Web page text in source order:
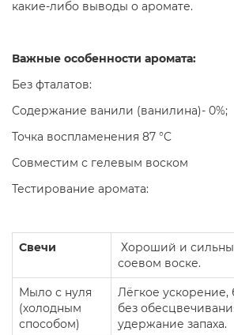
какие-либо выводы о аромате.
Важные особенности аромата:
Без фталатов:
Содержание ванили (ванилина)- 0%;
Точка воспламенения 87 °C
Совместим с гелевым воском
Тестирование аромата:
Свечи
Хороший и
соевом воске.
Мыло с нуля
(холодным
способом)
Лёгкое ускорение,
без
удержание запаха.